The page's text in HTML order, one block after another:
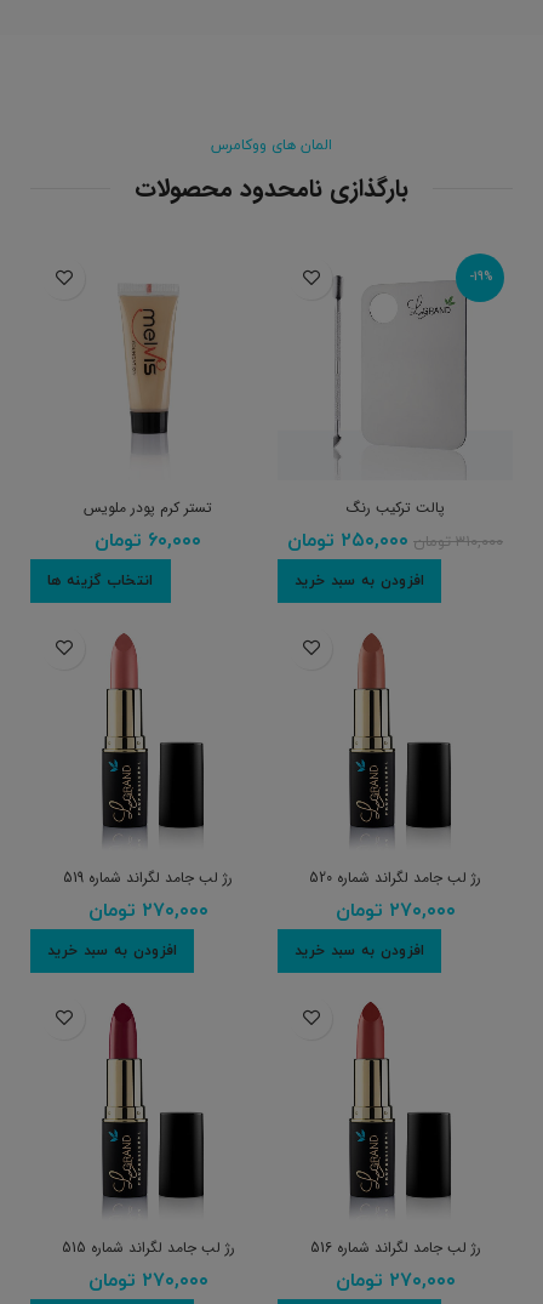
المان های ووکامرس
بارگذازی نامحدود محصولات
-19%
پالت ترکیب رنگ
۳۱۰,۰۰۰ تومان ۲۵۰,۰۰۰ تومان
افزودن به سبد خرید
تستر کرم پودر ملویس
۶۰,۰۰۰ تومان
انتخاب گزینه ها
رژ لب جامد لگراند شماره 520
۲۷۰,۰۰۰ تومان
افزودن به سبد خرید
رژ لب جامد لگراند شماره 519
۲۷۰,۰۰۰ تومان
افزودن به سبد خرید
رژ لب جامد لگراند شماره 516
۲۷۰,۰۰۰ تومان
رژ لب جامد لگراند شماره 515
۲۷۰,۰۰۰ تومان